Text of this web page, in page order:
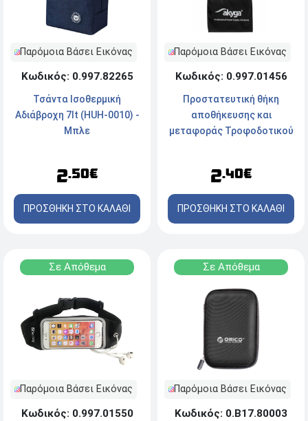
Παρόμοια Βάσει Εικόνας
Κωδικός: 0.997.82265
Τσάντα Ισοθερμική
Αδιάβροχη 7lt (HUH-0010) -
Μπλε
2.50€
ΠΡΟΣΘΗΚΗ ΣΤΟ ΚΑΛΑΘΙ
Παρόμοια Βάσει Εικόνας
Κωδικός: 0.997.01456
Προστατευτική θήκη
αποθήκευσης και
μεταφοράς Τροφοδοτικού
2.40€
ΠΡΟΣΘΗΚΗ ΣΤΟ ΚΑΛΑΘΙ
Σε Απόθεμα
Παρόμοια Βάσει Εικόνας
Κωδικός: 0.997.01550
Σε Απόθεμα
Παρόμοια Βάσει Εικόνας
Κωδικός: 0.Β17.80003